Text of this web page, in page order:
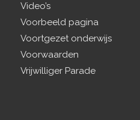
Video’s
Voorbeeld pagina
Voortgezet onderwijs
Voorwaarden
Vrijwilliger Parade